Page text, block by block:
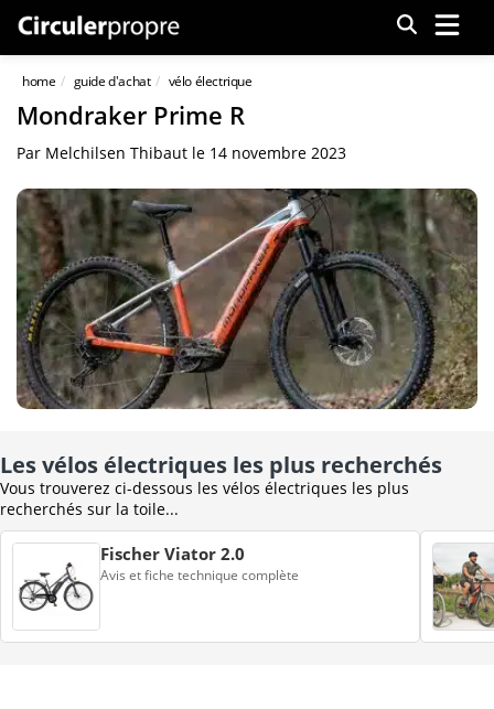
Menu
home guide d'achat vélo électrique
Mondraker Prime R
Par Melchilsen Thibaut le 14 novembre 2023
Les vélos électriques les plus recherchés
Vous trouverez ci-dessous les vélos électriques les plus
recherchés sur la toile...
Fischer Viator 2.0
Avis et fiche technique complète